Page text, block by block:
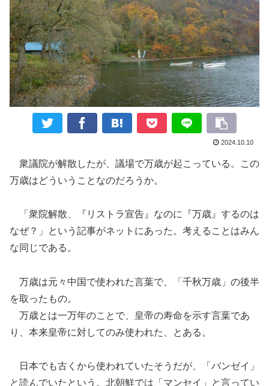
2024.10.10
衆議院が解散したが、議場で万歳が起こっている。この
万歳はどういうことなのだろうか。
「衆院解散、『リストラ宣告』なのに『万歳』するのは
なぜ？」という記事がネットにあった。考えることはみん
な同じである。
万歳は元々中国で使われた言葉で、「千秋万歳」の後半
を取ったもの。
万歳とは一万年のことで、皇帝の寿命を示す言葉であ
り、本来皇帝に対してのみ使われた、とある。
日本でも古くから使われていたそうだが、「バンゼイ」
と読んでいたという。北朝鮮では「マンセイ」と言ってい